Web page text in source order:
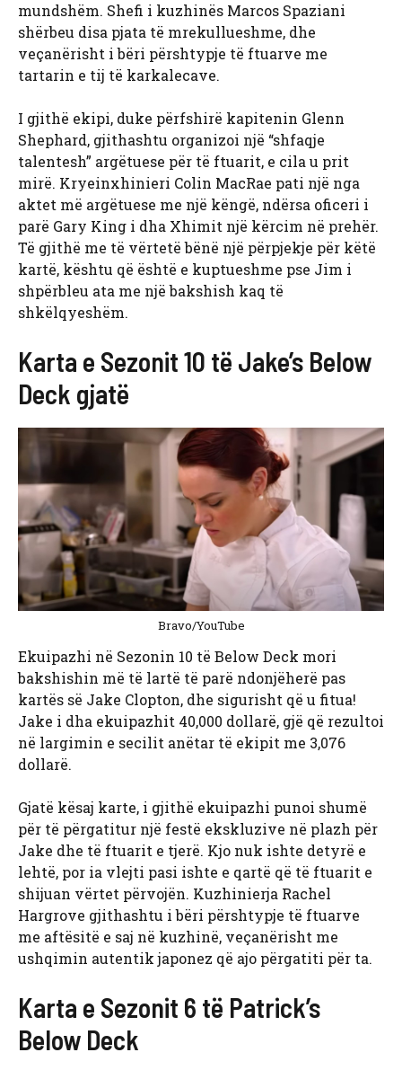
mundshëm. Shefi i kuzhinës Marcos Spaziani
shërbeu disa pjata të mrekullueshme, dhe
veçanërisht i bëri përshtypje të ftuarve me
tartarin e tij të karkalecave.
I gjithë ekipi, duke përfshirë kapitenin Glenn
Shephard, gjithashtu organizoi një “shfaqje
talentesh” argëtuese për të ftuarit, e cila u prit
mirë. Kryeinxhinieri Colin MacRae pati një nga
aktet më argëtuese me një këngë, ndërsa oficeri i
parë Gary King i dha Xhimit një kërcim në prehër.
Të gjithë me të vërtetë bënë një përpjekje për këtë
kartë, kështu që është e kuptueshme pse Jim i
shpërbleu ata me një bakshish kaq të
shkëlqyeshëm.
Karta e Sezonit 10 të Jake’s Below
Deck gjatë
Bravo/YouTube
Ekuipazhi në Sezonin 10 të Below Deck mori
bakshishin më të lartë të parë ndonjëherë pas
kartës së Jake Clopton, dhe sigurisht që u fitua!
Jake i dha ekuipazhit 40,000 dollarë, gjë që rezultoi
në largimin e secilit anëtar të ekipit me 3,076
dollarë.
Gjatë kësaj karte, i gjithë ekuipazhi punoi shumë
për të përgatitur një festë ekskluzive në plazh për
Jake dhe të ftuarit e tjerë. Kjo nuk ishte detyrë e
lehtë, por ia vlejti pasi ishte e qartë që të ftuarit e
shijuan vërtet përvojën. Kuzhinierja Rachel
Hargrove gjithashtu i bëri përshtypje të ftuarve
me aftësitë e saj në kuzhinë, veçanërisht me
ushqimin autentik japonez që ajo përgatiti për ta.
Karta e Sezonit 6 të Patrick’s
Below Deck